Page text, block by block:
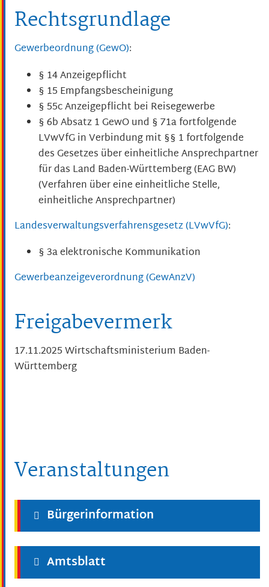
Rechtsgrundlage
Gewerbeordnung (GewO):
§ 14 Anzeigepflicht
§ 15 Empfangsbescheinigung
§ 55c Anzeigepflicht bei Reisegewerbe
§ 6b Absatz 1 GewOund § 71a fortfolgende
LVwVfGin Verbindung mit §§ 1 fortfolgende
des Gesetzes über einheitliche Ansprechpartner
für das Land Baden-Württemberg(EAG BW)
(Verfahren über eine einheitliche Stelle,
einheitliche Ansprechpartner)
Landesverwaltungsverfahrensgesetz (LVwVfG):
§ 3a elektronische Kommunikation
Gewerbeanzeigeverordnung (GewAnzV)
Freigabevermerk
17.11.2025 Wirtschaftsministerium Baden-
Württemberg
Veranstaltungen
Bürgerinformation
Amtsblatt